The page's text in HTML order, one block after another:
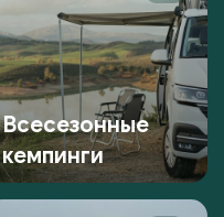
Всесезонные
кемпинги